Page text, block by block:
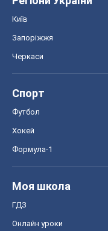
Київ
Запоріжжя
Черкаси
Спорт
Футбол
Хокей
Формула-1
Моя школа
ГДЗ
Онлайн уроки